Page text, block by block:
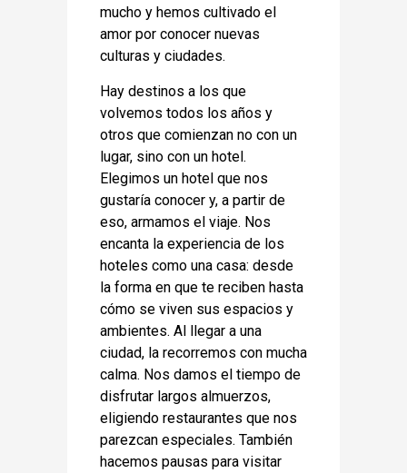
mucho y hemos cultivado el
amor por conocer nuevas
culturas y ciudades.
Hay destinos a los que
volvemos todos los años y
otros que comienzan no con un
lugar, sino con un hotel.
Elegimos un hotel que nos
gustaría conocer y, a partir de
eso, armamos el viaje. Nos
encanta la experiencia de los
hoteles como una casa: desde
la forma en que te reciben hasta
cómo se viven sus espacios y
ambientes. Al llegar a una
ciudad, la recorremos con mucha
calma. Nos damos el tiempo de
disfrutar largos almuerzos,
eligiendo restaurantes que nos
parezcan especiales. También
hacemos pausas para visitar